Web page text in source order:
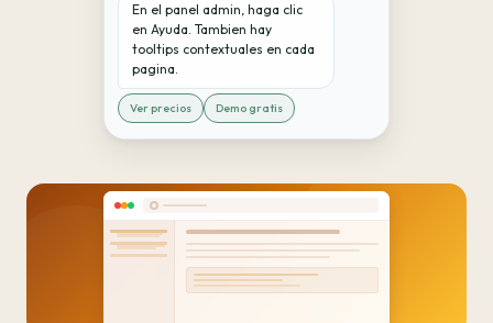
En el panel admin, haga clic
en Ayuda. Tambien hay
tooltips contextuales en cada
pagina.
Ver precios Demo gratis